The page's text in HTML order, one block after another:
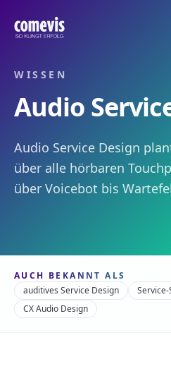
Audio Service Design plant
Audio Service Design –
WISSEN
Audio
Audio Service Design
über alle hörbaren
über Voicebot bis
AUCH BEKANNT ALS
auditives Service Design
CX Audio Design